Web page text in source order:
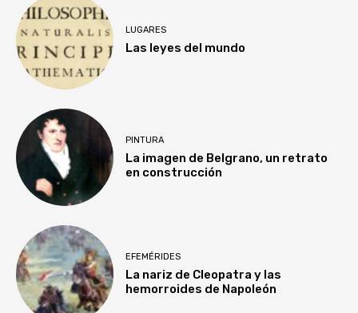
LUGARES
Las leyes del mundo
PINTURA
La imagen de Belgrano, un retrato
en construcción
EFEMÉRIDES
La nariz de Cleopatra y las
hemorroides de Napoleón